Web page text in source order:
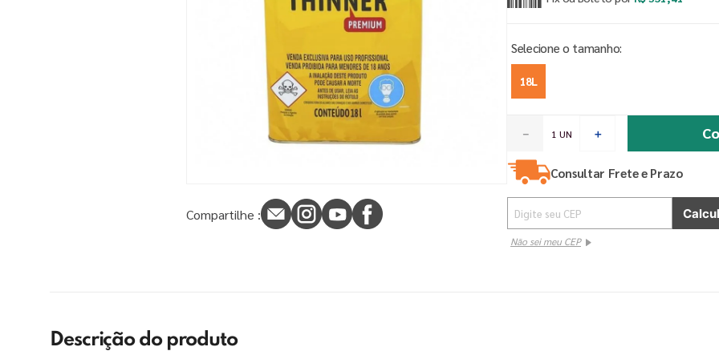
Compartilhe :
18L
＋
－
Consultar Frete e Prazo
Não sei meu CEP
Descrição do produto